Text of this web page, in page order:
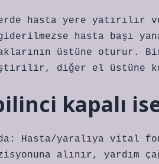
hasta yere yatırılır
hasta başı
üstüne oturur.
diğer el üstüne
kapalı
Hasta/yaralıya vital
alınır, yardım